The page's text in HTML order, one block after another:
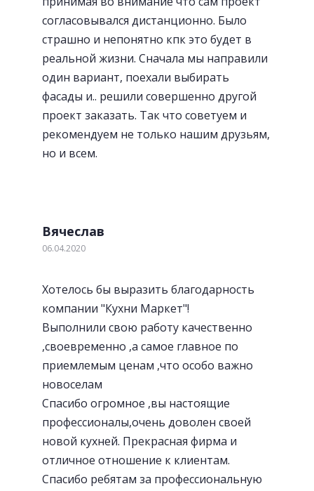
согласовывался дистанционно. Было
страшно и непонятно кпк это будет в
реальной жизни. Сначала мы направили
один вариант, поехали выбирать
фасады и.. решили совершенно другой
проект заказать. Так что советуем и
рекомендуем не только нашим друзьям,
но и всем.
Вячеслав
06.04.2020
Хотелось бы выразить благодарность
компании "Кухни Маркет"!
Выполнили свою работу качественно
,своевременно ,а самое главное по
приемлемым ценам ,что особо важно
новоселам
Спасибо огромное ,вы настоящие
профессионалы,очень доволен своей
новой кухней. Прекрасная фирма и
отличное отношение к клиентам.
Спасибо ребятам за профессиональную